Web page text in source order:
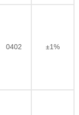
0402 ±1%